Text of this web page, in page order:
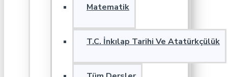
Matematik
T.C. İnkılap Tarihi Ve Atatürkçülük